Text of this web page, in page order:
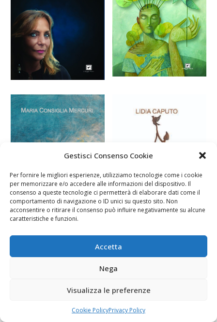
Gestisci Consenso Cookie
Per fornire le migliori esperienze, utilizziamo tecnologie come i cookie
per memorizzare e/o accedere alle informazioni del dispositivo. Il
consenso a queste tecnologie ci permetterà di elaborare dati come il
comportamento di navigazione o ID unici su questo sito. Non
acconsentire o ritirare il consenso può influire negativamente su alcune
caratteristiche e funzioni.
Accetta
Nega
Visualizza le preferenze
Cookie PolicyPrivacy Policy
Conversando in sala Dante